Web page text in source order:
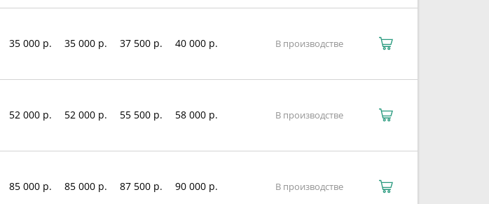
35 000 р. 35 000 р. 37 500 р. 40 000 р. В производстве
52 000 р. 52 000 р. 55 500 р. 58 000 р. В производстве
85 000 р. 85 000 р. 87 500 р. 90 000 р. В производстве